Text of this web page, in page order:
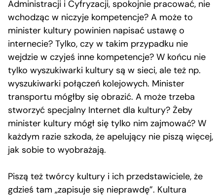
Administracji i Cyfryzacji, spokojnie pracować, nie
wchodząc w niczyje kompetencje? A może to
minister kultury powinien napisać ustawę o
internecie? Tylko, czy w takim przypadku nie
wejdzie w czyjeś inne kompetencje? W końcu nie
tylko wyszukiwarki kultury są w sieci, ale też np.
wyszukiwarki połączeń kolejowych. Minister
transportu mógłby się obrazić. A może trzeba
stworzyć specjalny Internet dla kultury? Żeby
minister kultury mógł się tylko nim zajmować? W
każdym razie szkoda, że apelujący nie piszą więcej,
jak sobie to wyobrażają.
Piszą też twórcy kultury i ich przedstawiciele, że
gdzieś tam „zapisuje się nieprawdę”. Kultura